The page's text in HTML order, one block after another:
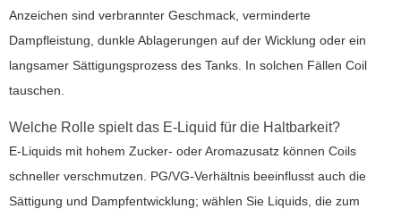
Anzeichen sind verbrannter Geschmack, verminderte
Dampfleistung, dunkle Ablagerungen auf der Wicklung oder ein
langsamer Sättigungsprozess des Tanks. In solchen Fällen Coil
tauschen.
Welche Rolle spielt das E-Liquid für die Haltbarkeit?
E-Liquids mit hohem Zucker- oder Aromazusatz können Coils
schneller verschmutzen. PG/VG-Verhältnis beeinflusst auch die
Sättigung und Dampfentwicklung; wählen Sie Liquids, die zum